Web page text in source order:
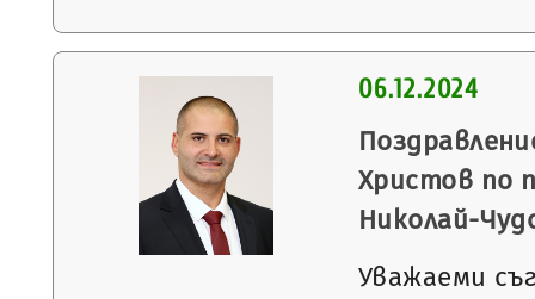
06.12.2024
Христов по
Николай-
Уважаеми